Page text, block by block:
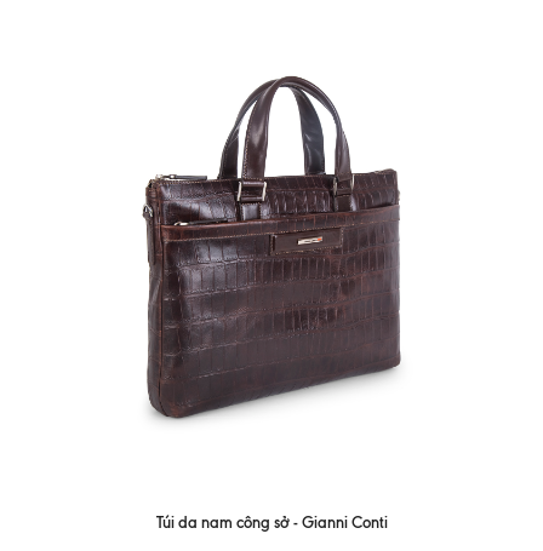
Túi da nam công sở - Gianni Conti